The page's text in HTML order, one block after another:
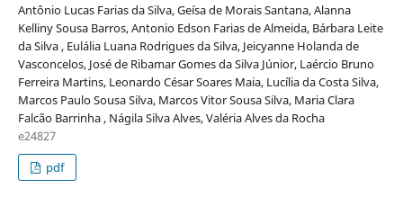
Antônio Lucas Farias da Silva, Geísa de Morais Santana, Alanna
Kelliny Sousa Barros, Antonio Edson Farias de Almeida, Bárbara Leite
da Silva , Eulália Luana Rodrigues da Silva, Jeicyanne Holanda de
Vasconcelos, José de Ribamar Gomes da Silva Júnior, Laércio Bruno
Ferreira Martins, Leonardo César Soares Maia, Lucília da Costa Silva,
Marcos Paulo Sousa Silva, Marcos Vitor Sousa Silva, Maria Clara
Falcão Barrinha , Nágila Silva Alves, Valéria Alves da Rocha
e24827
pdf